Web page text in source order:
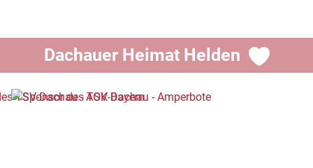
Dachauer Heimat Helden